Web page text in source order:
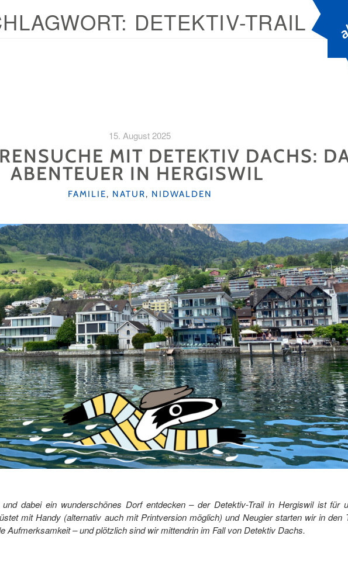
DETEKTIV-TRAIL
15. August 2025
MIT DETEKTIV DACHS:
ABENTEUER IN HERGISWIL
KATEGORIEN
FAMILIE, NATUR, NIDWALDEN
dabei ein wunderschönes Dorf entdecken – der Detektiv-Trail in Hergiswil ist für
mit Handy (alternativ auch mit Printversion möglich) und Neugier starten wir in den
Aufmerksamkeit – und plötzlich sind wir mittendrin im Fall von Detektiv Dachs.